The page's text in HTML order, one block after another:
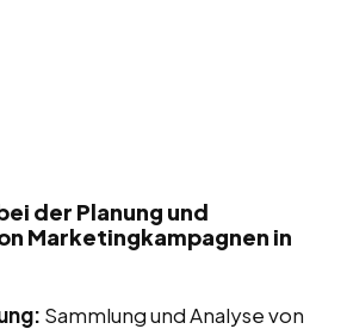
der Planung und
Marketingkampagnen in
Sammlung und Analyse von